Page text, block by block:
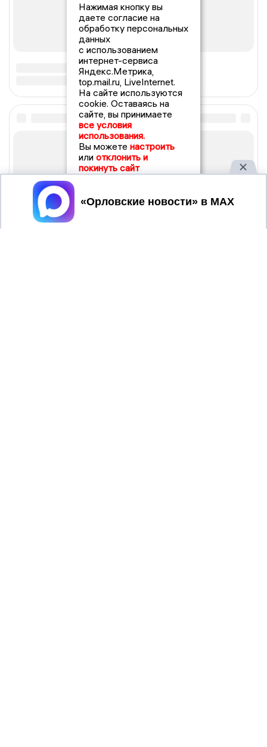
Нажимая кнопку вы
даете согласие на
обработку персональных
данных
с использованием
интернет-сервиса
Яндекс.Метрика,
top.mail.ru, LiveInternet.
На сайте используются
cookie. Оставаясь на
сайте, вы принимаете
все условия
использования.
Вы можете настроить
или отклонить и
покинуть сайт
Принять